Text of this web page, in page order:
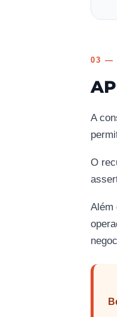
03 —
A
O
Além